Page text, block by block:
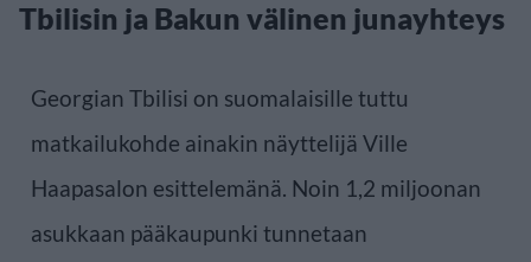
Tbilisin ja Bakun välinen junayhteys
Georgian Tbilisi on suomalaisille tuttu
matkailukohde ainakin näyttelijä Ville
Haapasalon esittelemänä. Noin 1,2 miljoonan
asukkaan pääkaupunki tunnetaan